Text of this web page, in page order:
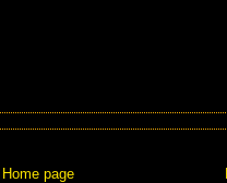
Home page